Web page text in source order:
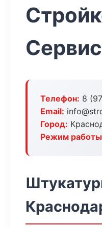
Телефон: 8
Email:
Город:
Режим